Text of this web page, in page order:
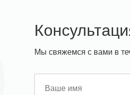
Мы свяжемся с вами в